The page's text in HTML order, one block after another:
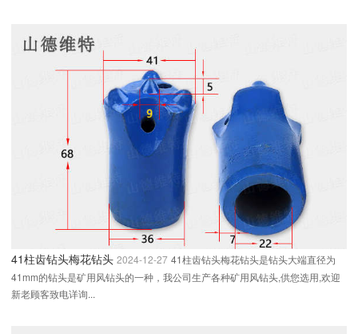
41柱齿钻头梅花钻头 2024-12-27 41柱齿钻头梅花钻头是钻头大端直径为
41mm的钻头是矿用风钻头的一种，我公司生产各种矿用风钻头,供您选用,欢迎
新老顾客致电详询...